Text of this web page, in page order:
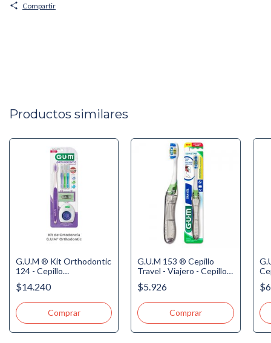
Compartir
Productos similares
G.U.M ® Kit Orthodontic
124 - Cepillo
Ortodóntico, 3
Proxabrush, Cera de
Ortodoncia, Hilo de
Ortodoncia 5 usos
$14.240
G.U.M 153 ® Cepillo
Travel - Viajero - Cepillo
Suave - 4 Hileras -
Antibacterial
$5.926